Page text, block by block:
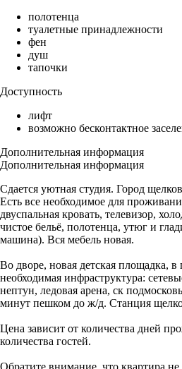
полотенца
туалетные принадлежности
фен
душ
тапочки
Доступность
лифт
возможно бесконтактное
Дополнительная информация
Дополнительная информация
Сдается уютная студия. Город
Есть все необходимое для
двуспальная кровать, телевизор,
чистое бельё, полотенца, утюг и
машина). Вся мебель новая.
Во дворе, новая детская площадка,
необходимая инфраструктура:
нептун, ледовая арена, ск
минут пешком до ж/д. Станция
Цена зависит от количества дней
количества гостей.
Обратите внимание, что квартира не